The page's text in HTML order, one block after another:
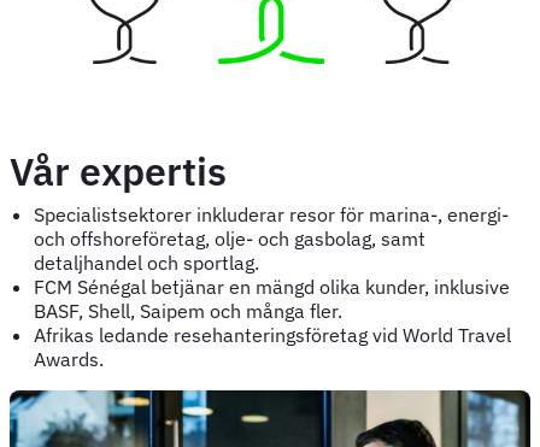
Vår expertis
Specialistsektorer inkluderar resor för marina-, energi-
och offshoreföretag, olje- och gasbolag, samt
detaljhandel och sportlag.
FCM Sénégal betjänar en mängd olika kunder, inklusive
BASF, Shell, Saipem och många fler.
Afrikas ledande resehanteringsföretag vid World Travel
Awards.